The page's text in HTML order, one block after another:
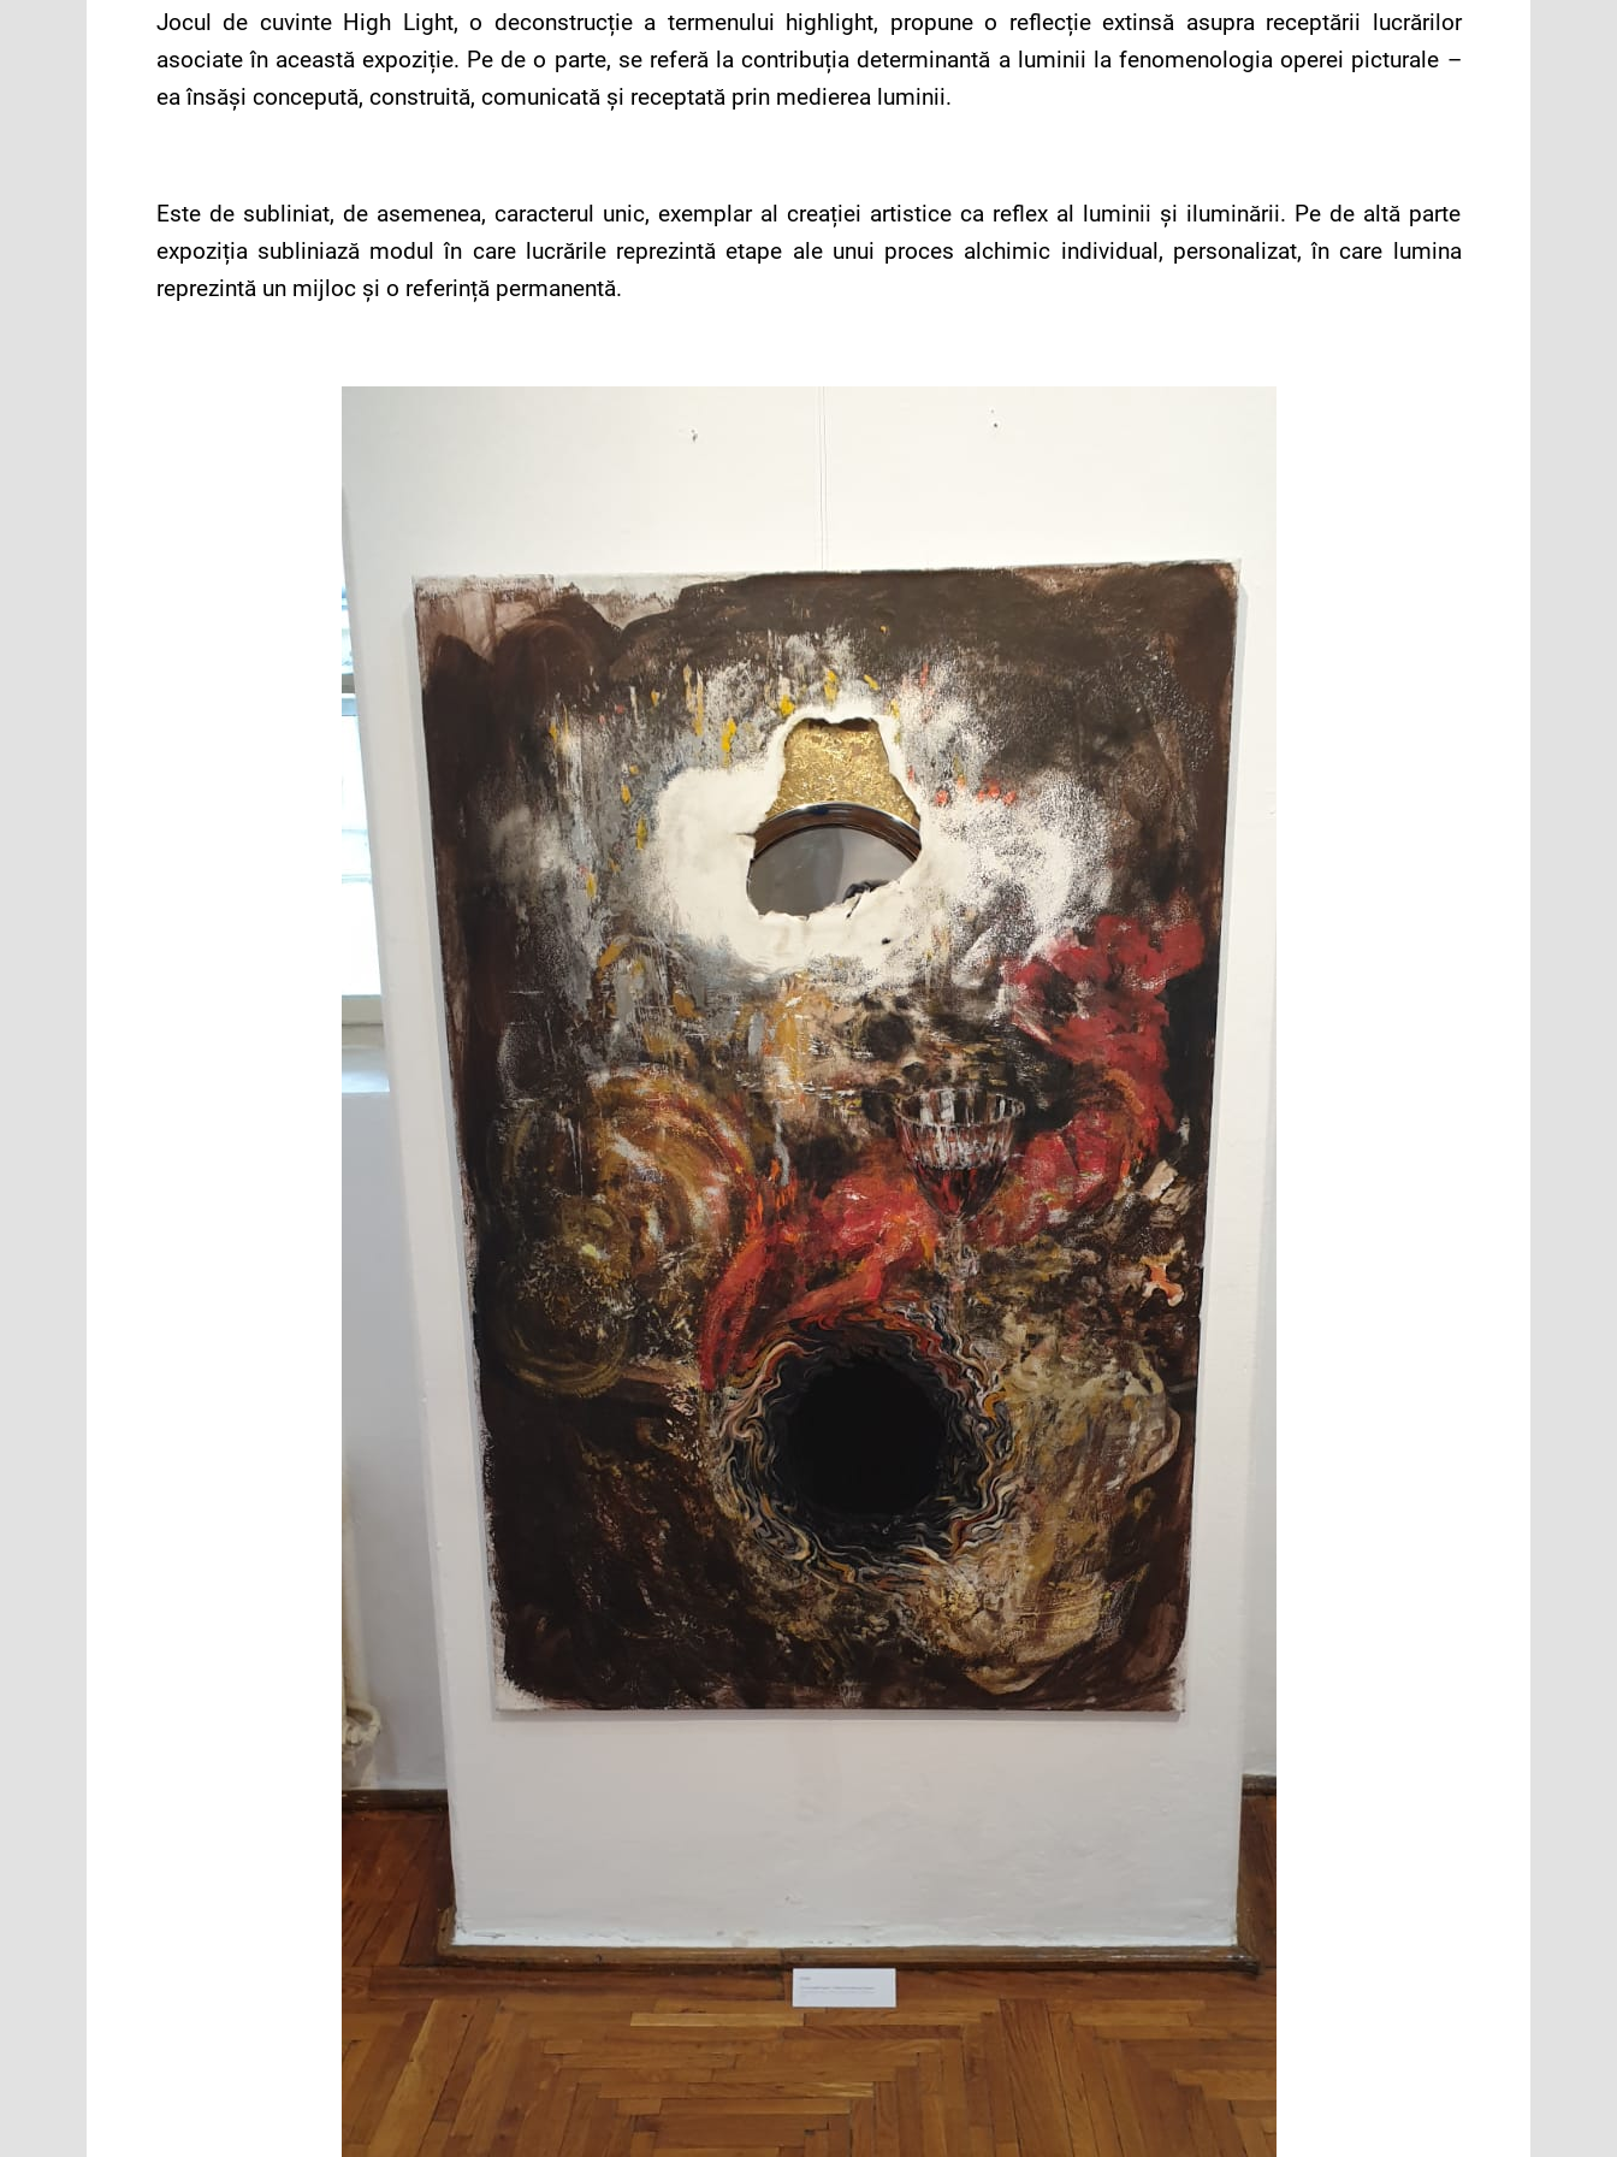
Jocul de cuvinte High Light, o deconstrucție a termenului highlight, propune o reflecție extinsă asupra receptării lucrărilor
asociate în această expoziție. Pe de o parte, se referă la contribuția determinantă a luminii la fenomenologia operei picturale –
ea însăși concepută, construită, comunicată și receptată prin medierea luminii.
Este de subliniat, de asemenea, caracterul unic, exemplar al creației artistice ca reflex al luminii și iluminării. Pe de altă parte
expoziția subliniază modul în care lucrările reprezintă etape ale unui proces alchimic individual, personalizat, în care lumina
reprezintă un mijloc și o referință permanentă.